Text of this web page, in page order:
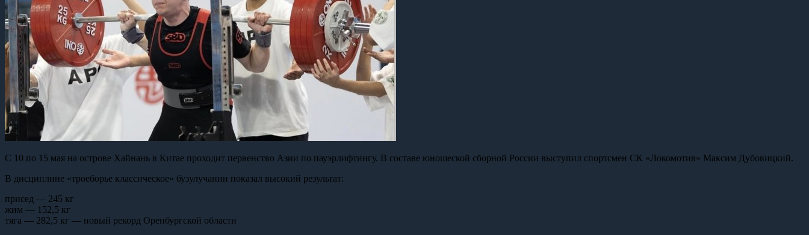
С 10 по 15 мая на острове Хайнань в Китае проходит первенство Азии по пауэрлифтингу. В составе юношеской сборной России выступил спортсмен СК «Локомотив» Максим Дубовицкий.
В дисциплине «троеборье классическое» бузулучанин показал высокий результат:
присед — 245 кг
жим — 152,5 кг
тяга — 282,5 кг — новый рекорд Оренбургской области